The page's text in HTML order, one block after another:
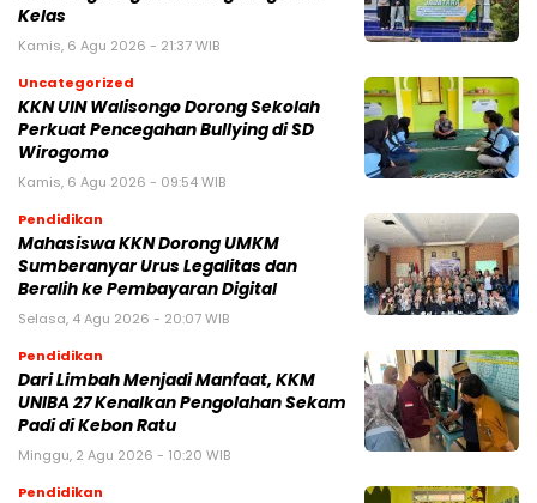
Kelas
Kamis, 6 Agu 2026 - 21:37 WIB
Uncategorized
KKN UIN Walisongo Dorong Sekolah
Perkuat Pencegahan Bullying di SD
Wirogomo
Kamis, 6 Agu 2026 - 09:54 WIB
Pendidikan
Mahasiswa KKN Dorong UMKM
Sumberanyar Urus Legalitas dan
Beralih ke Pembayaran Digital
Selasa, 4 Agu 2026 - 20:07 WIB
Pendidikan
Dari Limbah Menjadi Manfaat, KKM
UNIBA 27 Kenalkan Pengolahan Sekam
Padi di Kebon Ratu
Minggu, 2 Agu 2026 - 10:20 WIB
Pendidikan